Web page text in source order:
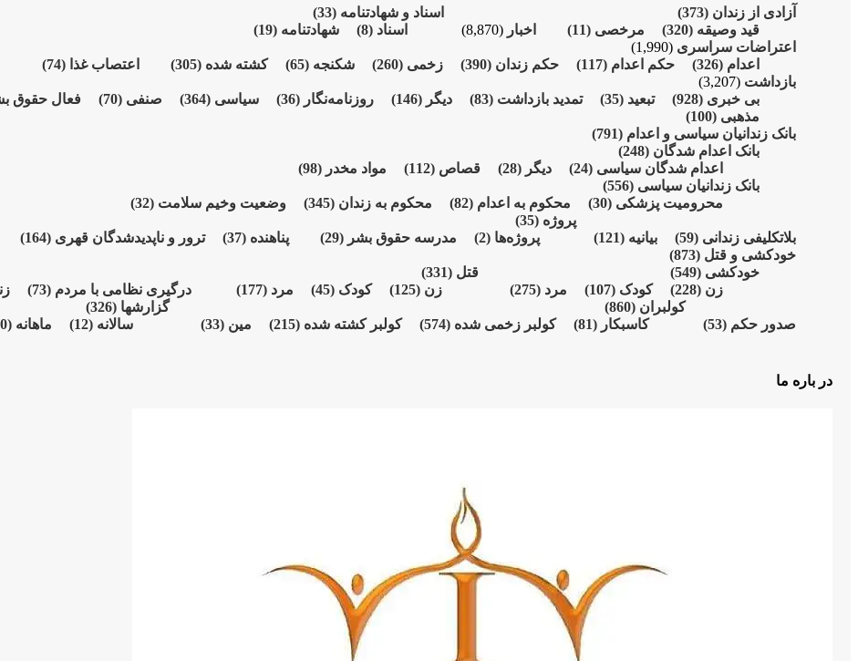
آزادی از زندان (373)
قید وصیقه (320) مرخصی (11) اخبار (8,870)
اسناد و شهادتنامە (33)
اسناد (8) شهادتنامە (19)
اعتراضات سراسری (1,990)
اعدام (326) حکم اعدام (117) حکم زندان (390) زخمی (260) شکنجە (65) کشته شده (305) اعتصاب غذا (74)
بازداشت (3,207)
بی خبری (928) تبعید (35) تمدید بازداشت (83) دیگر (146) روزنامەنگار (36) سیاسی (364) صنفی (70) فعال حقوق
مذهبی (100)
بانک زندانیان سیاسی و اعدام (791)
بانک اعدام شدگان (248)
اعدام شدگان سیاسی (24) دیگر (28) قصاص (112) مواد مخدر (98)
بانک زندانیان سیاسی (556)
محرومیت پزشکی (30) محکوم بە اعدام (82) محکوم بە زندان (345) وضعیت وخیم سلامت (32)
بلاتکلیفی زندانی (59) بیانیە (121)
پروژە (35)
پروژەها (2) مدرسە حقوق بشر (29) پناهنده (37) ترور و ناپدیدشدگان قهری (164)
خودکشی و قتل (873)
خودکشی (549)
زن (228) کودک (107) مرد (275)
قتل (331)
زن (125) کودک (45) مرد (177) درگیری نظامی با مردم (73)
صدور حکم (53)
کولبران (860)
کاسبکار (81) کولبر زخمی شدە (574) کولبر کشتە شدە (215) مین (33)
گزارشها (326)
سالانە (12) ماهانە (80)
در باره ما